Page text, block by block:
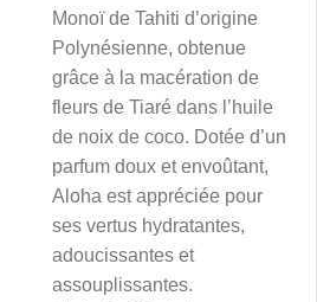
Monoï de Tahiti d’origine
Polynésienne, obtenue
grâce à la macération de
fleurs de Tiaré dans l’huile
de noix de coco. Dotée d’un
parfum doux et envoûtant,
Aloha est appréciée pour
ses vertus hydratantes,
adoucissantes et
assouplissantes.